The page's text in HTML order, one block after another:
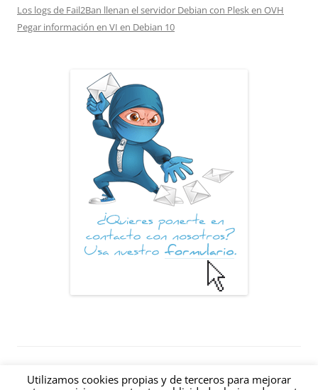
Los logs de Fail2Ban llenan el servidor Debian con Plesk en OVH
Pegar información en VI en Debian 10
Utilizamos cookies propias y de terceros para mejorar